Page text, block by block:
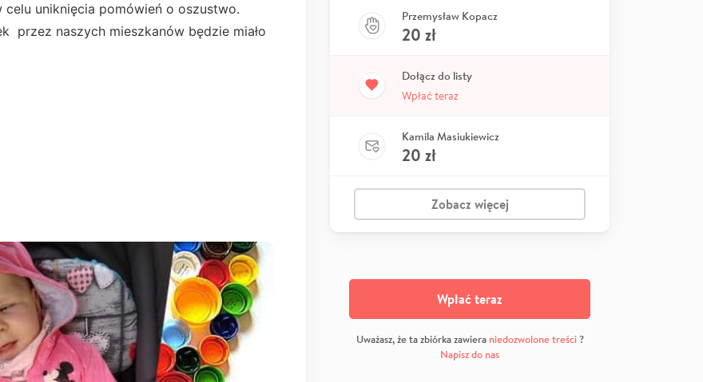
uniknięcia pomówień o oszustwo.
przez naszych mieszkanów będzie miało
Przemysław Kopacz
20 zł
Dołącz do listy
Wpłać teraz
Kamila Masiukiewicz
20 zł
Zobacz więcej
Wpłać teraz
Uważasz, że ta zbiórka zawiera niedozwolone treści?
Napisz do nas